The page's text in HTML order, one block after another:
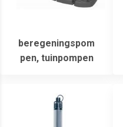
beregeningspom
pen, tuinpompen